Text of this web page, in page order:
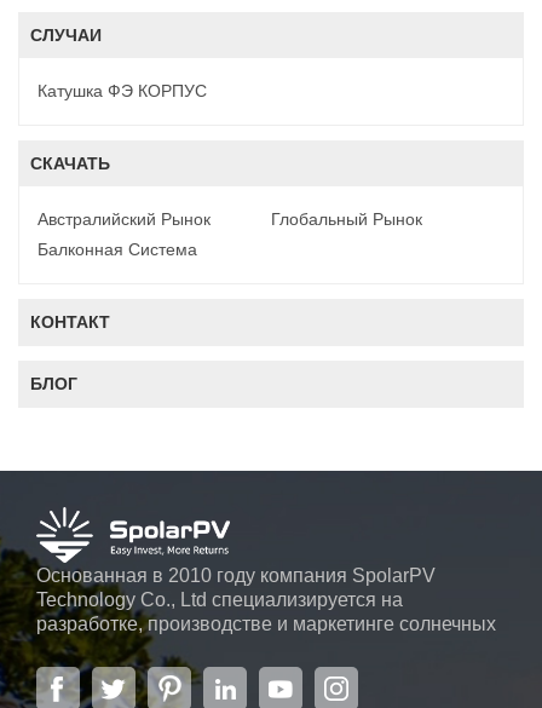
СЛУЧАИ
Катушка ФЭ КОРПУС
СКАЧАТЬ
Австралийский Рынок
Глобальный Рынок
Балконная Система
КОНТАКТ
БЛОГ
Основанная в 2010 году компания SpolarPV
Technology Co., Ltd специализируется на
разработке, производстве и маркетинге солнечных
элементов, солнечных модулей и солнечных
энергетических систем. Компания, расположенная
в Нанкине, столице провинции Цзянсу, на площади